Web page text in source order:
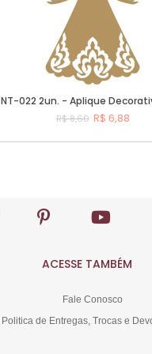
NT-022 2un. - Aplique
R$ 8,60 R$ 6,88
ACESSE TAMBÉM
Fale Conosco
Politica de Entregas, Trocas e